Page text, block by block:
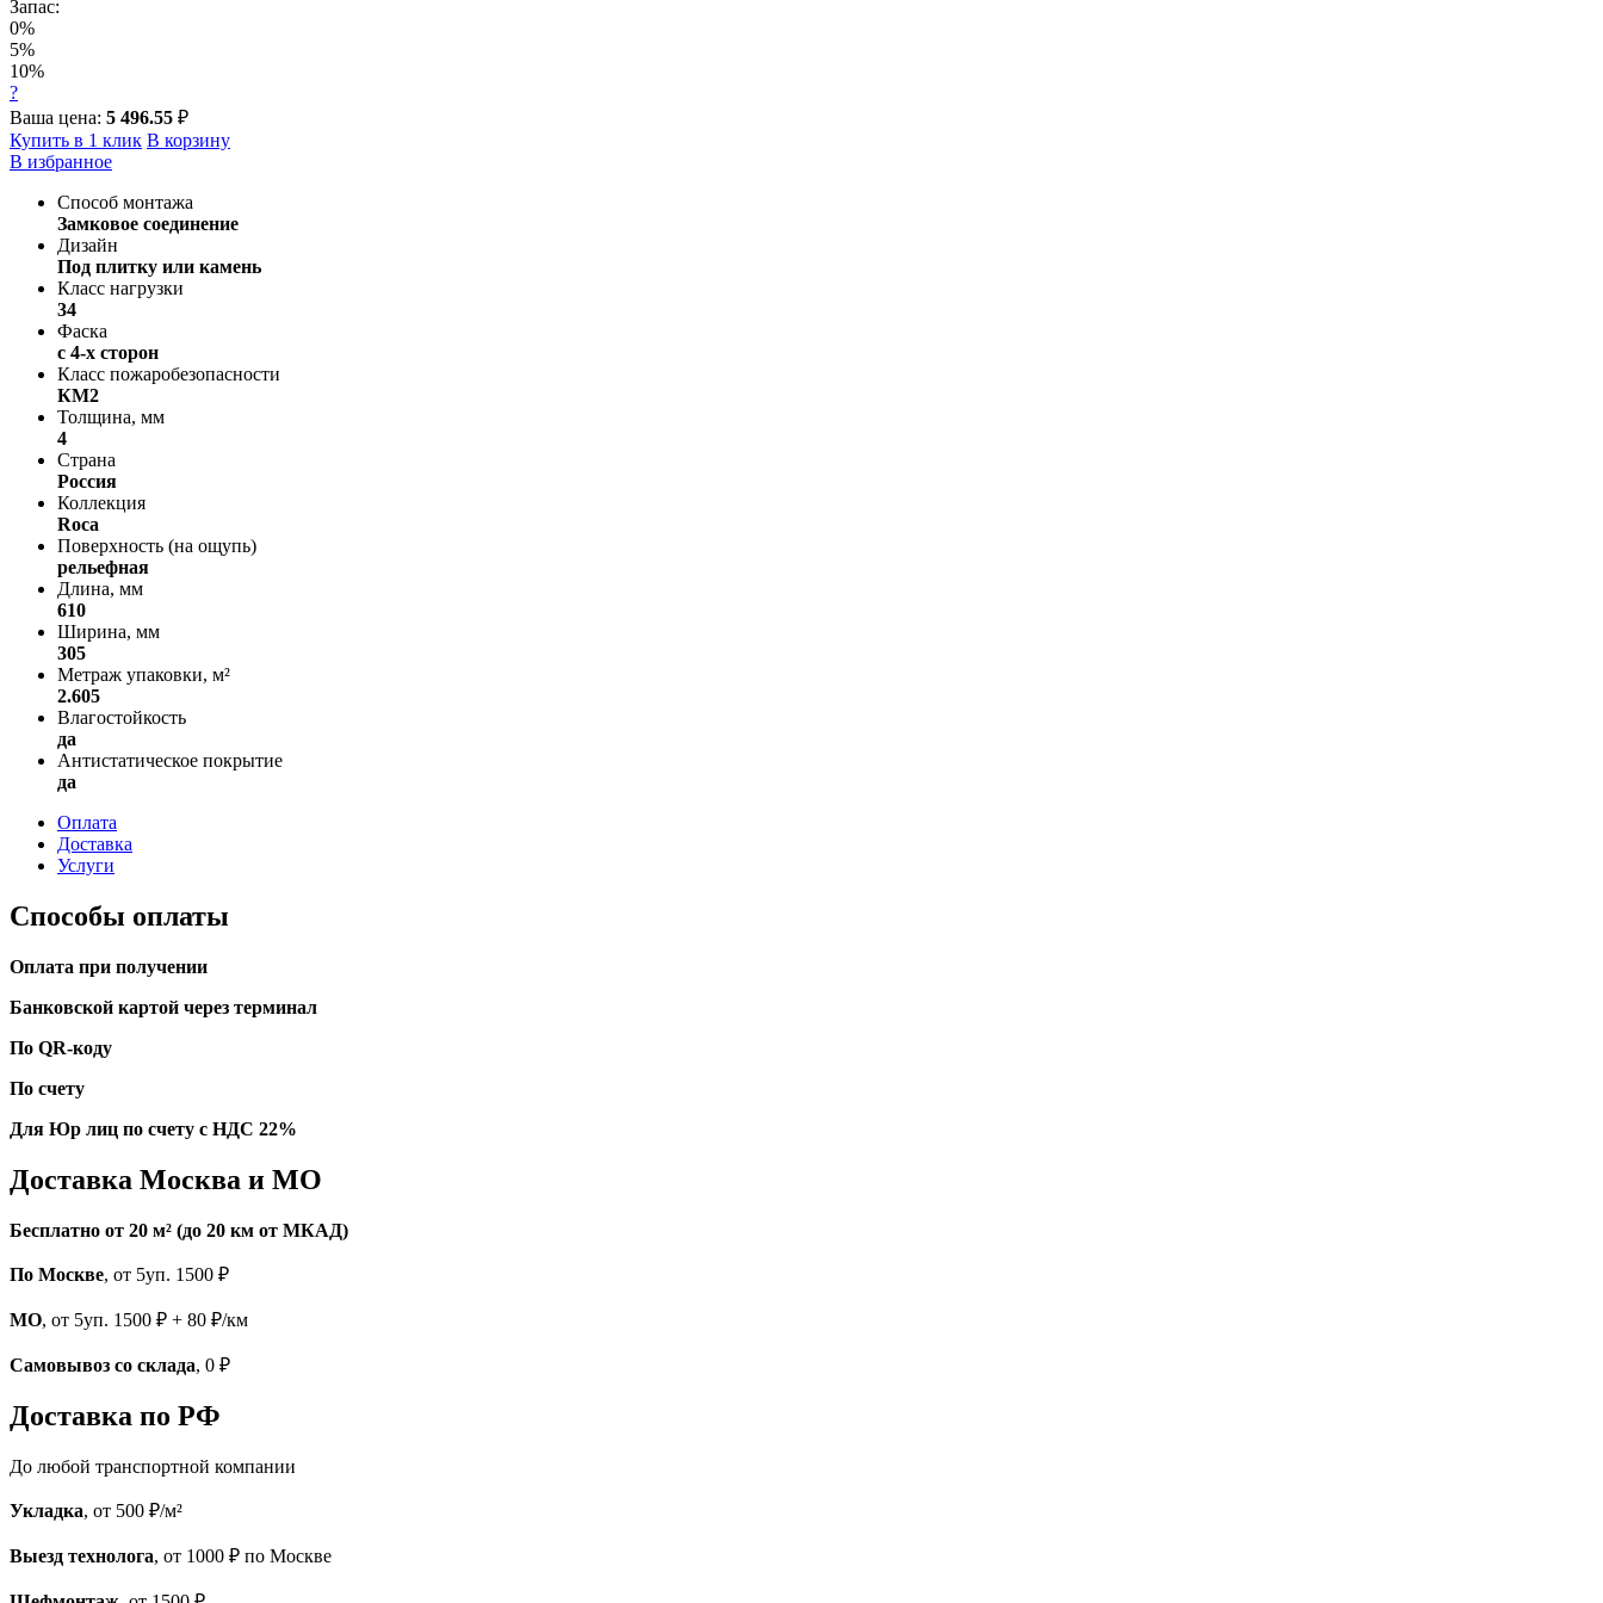
Запас:
0%
5%
10%
?
Ваша цена: 5 496.55 ₽
Купить в 1 клик В корзину
В избранное
Способ монтажа
Замковое соединение
Дизайн
Под плитку или камень
Класс нагрузки
34
Фаска
с 4-х сторон
Класс пожаробезопасности
КМ2
Толщина, мм
4
Страна
Россия
Коллекция
Roca
Поверхность (на ощупь)
рельефная
Длина, мм
610
Ширина, мм
305
Метраж упаковки, м²
2.605
Влагостойкость
да
Антистатическое покрытие
да
Оплата
Доставка
Услуги
Способы оплаты
Оплата при получении
Банковской картой через терминал
По QR-коду
По счету
Для Юр лиц по счету с НДС 22%
Доставка Москва и МО
Бесплатно от 20 м² (до 20 км от МКАД)
По Москве, от 5уп. 1500 ₽
МО, от 5уп. 1500 ₽ + 80 ₽/км
Самовывоз со склада, 0 ₽
Доставка по РФ
До любой транспортной компании
Укладка, от 500 ₽/м²
Выезд технолога, от 1000 ₽ по Москве